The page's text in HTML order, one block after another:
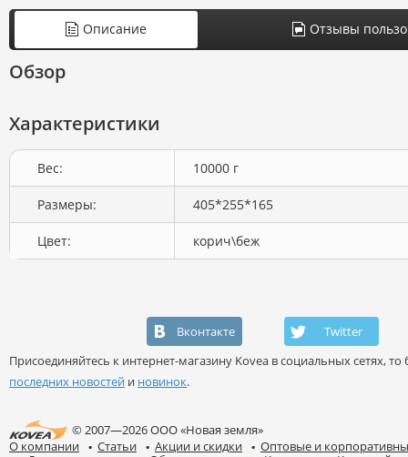
Описание Отзывы
Обзор
Характеристики
Вес: 10000 г
Размеры: 405*255*165
Цвет: корич\беж
Вконтакте
Twitter
Присоединяйтесь к интернет-магазину Kovea в социальных сетях, то
последних новостей и новинок.
© 2007—2026 ООО «Новая земля»
О компании
Статьи Акции и скидки
Оптовые и